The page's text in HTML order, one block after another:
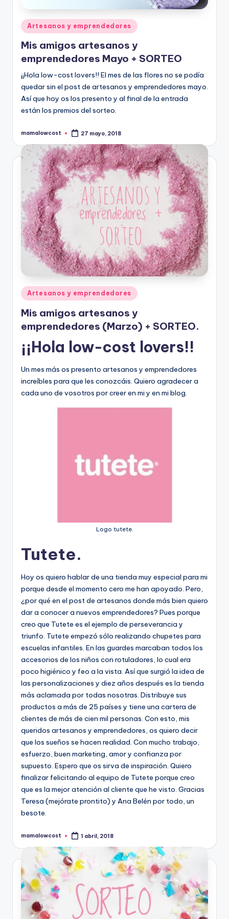
Publicado
en
Artesanos y emprendedores
Mis amigos artesanos y
emprendedores Mayo + SORTEO
¡¡Hola low-cost lovers!! El mes de las flores no se podía
quedar sin el post de artesanos y emprendedores mayo.
Así que hoy os los presento y al final de la entrada
están los premios del sorteo.
Publicado
mamalowcost 27 mayo, 2018
Publicado
en
Artesanos y emprendedores
Mis amigos artesanos y
emprendedores (Marzo) + SORTEO.
¡¡Hola low-cost lovers!!
Un mes más os presento artesanos y emprendedores
increíbles para que les conozcáis. Quiero agradecer a
cada uno de vosotros por creer en mi y en mi blog.
Logo tutete.
Tutete.
Hoy os quiero hablar de una tienda muy especial para mi
porque desde el momento cero me han apoyado. Pero,
¿por qué en el post de artesanos donde más bien quiero
dar a conocer a nuevos emprendedores? Pues porque
creo que Tutete es el ejemplo de perseverancia y
triunfo. Tutete empezó sólo realizando chupetes para
escuelas infantiles. En las guardes marcaban todos los
accesorios de los niños con rotuladores, lo cual era
poco higiénico y feo a la vista. Así que surgió la idea de
las personalizaciones y diez años después es la tienda
más aclamada por todas nosotras. Distribuye sus
productos a más de 25 países y tiene una cartera de
clientes de más de cien mil personas. Con esto, mis
queridos artesanos y emprendedores, os quiero decir
que los sueños se hacen realidad. Con mucho trabajo,
esfuerzo, buen marketing, amor y confianza por
supuesto. Espero que os sirva de inspiración. Quiero
finalizar felicitando al equipo de Tutete porque creo
que es la mejor atención al cliente que he visto. Gracias
Teresa (mejórate prontito) y Ana Belén por todo, un
besote.
Publicado
mamalowcost 1 abril, 2018